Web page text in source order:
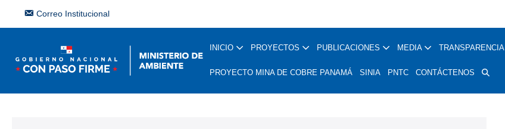
Correo Institucional
INICIO PROYECTOS PUBLICACIONES MEDIA TRANSPARENCIA
PROYECTO MINA DE COBRE PANAMÁ SINIA PNTC CONTÁCTENOS